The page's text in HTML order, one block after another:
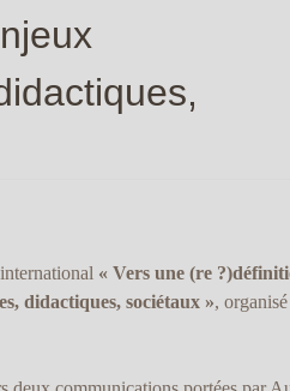
« Vers une (re
didactiques, sociétaux »,